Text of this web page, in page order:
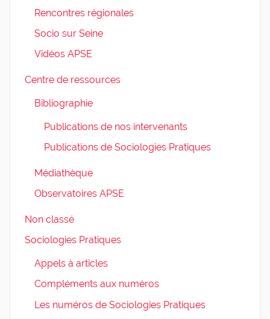
Rencontres régionales
Socio sur Seine
Vidéos APSE
Centre de ressources
Bibliographie
Publications de nos intervenants
Publications de Sociologies Pratiques
Médiathèque
Observatoires APSE
Non classé
Sociologies Pratiques
Appels à articles
Compléments aux numéros
Les numéros de Sociologies Pratiques